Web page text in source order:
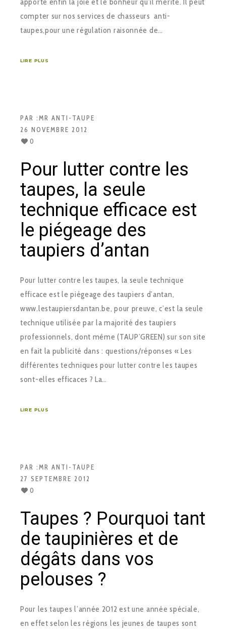
apporte enfin la joie et le bonheur qu’il mérite. Il peut
compter sur nos services de chasseurs anti-
taupes,pour une régulation raisonnée de…
LIRE PLUS
PAR :MR ANTI-TAUPE
26 NOVEMBRE 2012
0
Pour lutter contre les
taupes, la seule
technique efficace est
le piégeage des
taupiers d’antan
Pour lutter contre les taupes, la seule technique
efficace est le piégeage des taupiers d’antan,
www.lestaupiersdantan.be, pour preuve, c’est la seule
technique utilisée par la majorité des taupiers
professionnels, dont même (TAUP’GREEN) sur son site
en fait la publicité dans : questions/réponses « Les
différentes techniques pour lutter contre les taupes
sont-elles efficaces ? La…
LIRE PLUS
PAR :MR ANTI-TAUPE
27 SEPTEMBRE 2012
0
Taupes ? Pourquoi tant
de taupinières et de
dégâts dans vos
pelouses ?
Pour les taupes l’année 2012 est une année spéciale,
en effet selon les régions les jeunes de taupes sont